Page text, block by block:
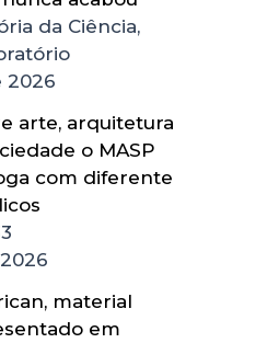
da Ciência,
2026
arte, arquitetura
o MASP
com diferente
material
em